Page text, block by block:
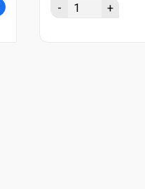
- +